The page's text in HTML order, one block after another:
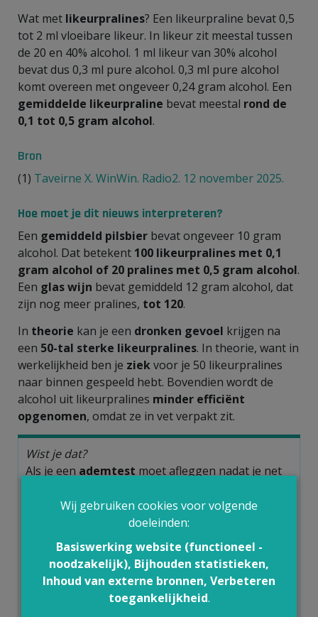
Wat met likeurpralines? Een likeurpraline bevat 0,5
tot 2 ml vloeibare likeur. In likeur zit meestal tussen
de 20 en 40% alcohol. 1 ml likeur van 30% alcohol
bevat dus 0,3 ml pure alcohol. 0,3 ml pure alcohol
komt overeen met ongeveer 0,24 gram alcohol. Een
gemiddelde likeurpraline bevat meestal rond de
0,1 tot 0,5 gram alcohol.
Bron
(1) Taveirne X. WinWin. Radio2. 12 november 2025.
Hoe moet je dit nieuws interpreteren?
Een gemiddeld pilsbier bevat ongeveer 10 gram
alcohol. Dat betekent 100 likeurpralines met 0,1
gram alcohol of 20 pralines met 0,5 gram alcohol.
Een glas wijn bevat gemiddeld 12 gram alcohol, dat
zijn nog meer pralines, tot 120.
In theorie kan je een dronken gevoel krijgen na
een 50-tal sterke likeurpralines. In theorie, want in
werkelijkheid ben je ziekvoor je 50 likeurpralines
naar binnen gespeeld hebt. Bovendien wordt de
alcohol uit likeurpralines minder efficiënt
opgenomen, omdat ze in vet verpakt zit.
Wist je dat?
Als je een ademtest moet afleggen nadat je net
blazen als er nog alcoholresten in je mond zitten.
Na enkele minuten is dat effect weg. Een
bloedproef
zal altijd negatief zijn na het eten van
likeurpralines (in de veronderstelling dat je geen
alcohol gedronken hebt). Je kan nog steeds
zonder problemen eenvoertuig besturenals je
likeurpralines gegeten heb
Wij gebruiken cookies voor volgende
doeleinden:
Basiswerking website (functioneel -
noodzakelijk), Bijhouden statistieken,
Inhoud van externe bronnen, Verbeteren
toegankelijkheid.